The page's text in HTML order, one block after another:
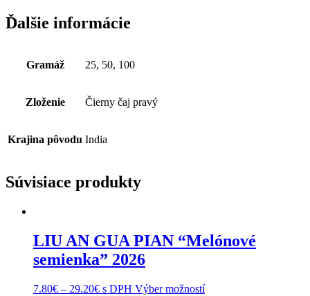
Ďalšie informácie
Gramáž 25, 50, 100
Zloženie Čierny čaj pravý
Krajina pôvodu India
Súvisiace produkty
LIU AN GUA PIAN “Melónové
semienka” 2026
7.80€ – 29.20€ s DPH Výber možností